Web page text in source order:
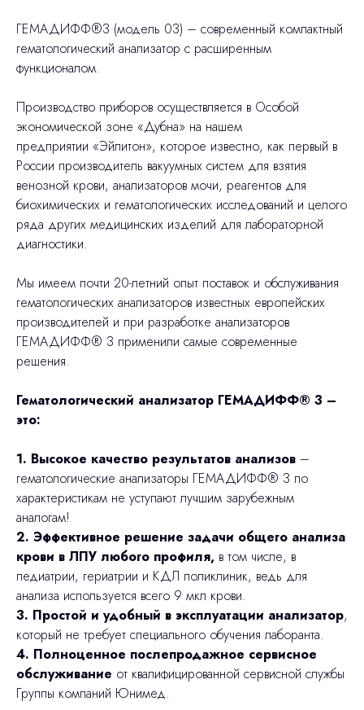
ГЕМАДИФФ®3 (модель 03) – современный компактный
гематологический анализатор с расширенным
функционалом.
Производство приборов осуществляется в Особой
экономической зоне «Дубна» на нашем
предприятии «Эйлитон», которое известно, как первый в
России производитель вакуумных систем для взятия
венозной крови, анализаторов мочи, реагентов для
биохимических и гематологических исследований и целого
ряда других медицинских изделий для лабораторной
диагностики.
Мы имеем почти 20-летний опыт поставок и обслуживания
гематологических анализаторов известных европейских
производителей и при разработке анализаторов
ГЕМАДИФФ® 3 применили самые современные
решения.
Гематологический анализатор ГЕМАДИФФ® 3 –
это:
1. Высокое качество результатов анализов –
гематологические анализаторы ГЕМАДИФФ® 3 по
характеристикам не уступают лучшим зарубежным
аналогам!
2. Эффективное решение задачи общего анализа
крови в ЛПУ любого профиля, в том числе, в
педиатрии, гериатрии и КДЛ поликлиник, ведь для
анализа используется всего 9 мкл крови.
3. Простой и удобный в эксплуатации анализатор,
который не требует специального обучения лаборанта.
4. Полноценное послепродажное сервисное
обслуживание от квалифицированной сервисной службы
Группы компаний Юнимед.